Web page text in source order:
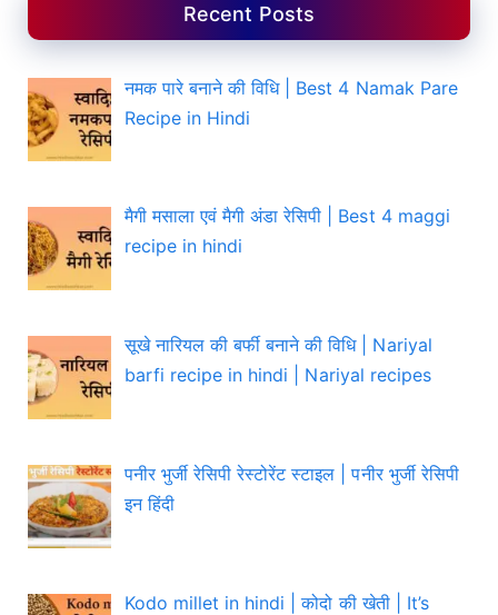
Recent Posts
नमक पारे बनाने की विधि | Best 4 Namak Pare
Recipe in Hindi
मैगी मसाला एवं मैगी अंडा रेसिपी | Best 4 maggi
recipe in hindi
सूखे नारियल की बर्फी बनाने की विधि | Nariyal
barfi recipe in hindi | Nariyal recipes
पनीर भुर्जी रेसिपी रेस्टोरेंट स्टाइल | पनीर भुर्जी रेसिपी
इन हिंदी
Kodo millet in hindi | कोदो की खेती | It’s